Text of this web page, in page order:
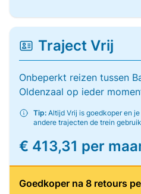
Traject Vrij
Onbeperkt reizen tussen
Oldenzaal op ieder
Tip: Altijd Vrij is goedkoper en
andere trajecten de trein
€ 413,31 per
Goedkoper na 8 retours